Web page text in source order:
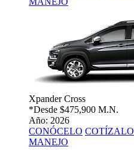
Xpander Cross
*Desde $475,900 M.N.
Año: 2026
CONÓCELO COTÍZALO
MANEJO